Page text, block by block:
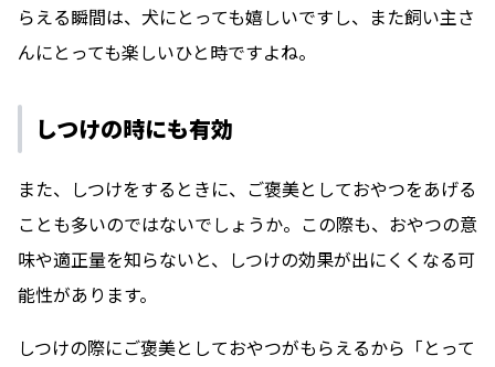
らえる瞬間は、犬にとっても嬉しいですし、また飼い主さ
んにとっても楽しいひと時ですよね。
しつけの時にも有効
また、しつけをするときに、ご褒美としておやつをあげる
ことも多いのではないでしょうか。この際も、おやつの意
味や適正量を知らないと、しつけの効果が出にくくなる可
能性があります。
しつけの際にご褒美としておやつがもらえるから「とって